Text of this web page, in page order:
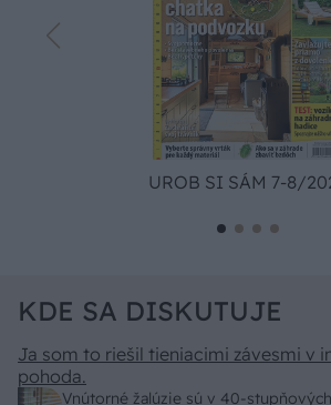
UROB SI SÁM 7-8/
KDE SA DISKUTUJE
Vnútorné žalúzie sú v 40-
Ja som to riešil tieniacimi závesmi v
pohoda.